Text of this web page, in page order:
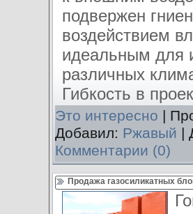
подвержен
воздействием
идеальным для
различных
Гибкость в
Это интересно |
Добавил: Ржавый |
Комментарии (0)
Продажа газосиликатных